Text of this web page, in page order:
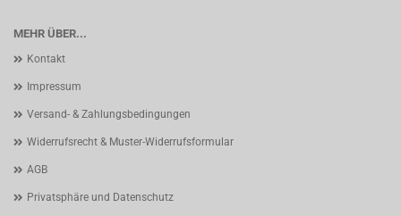
MEHR ÜBER...
Kontakt
Impressum
Versand- & Zahlungsbedingungen
Widerrufsrecht & Muster-Widerrufsformular
AGB
Privatsphäre und Datenschutz